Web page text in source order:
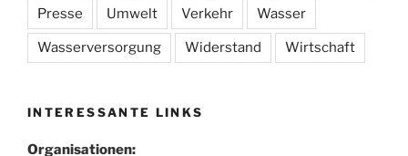
Presse Umwelt Verkehr Wasser
Wasserversorgung Widerstand Wirtschaft
INTERESSANTE LINKS
Organisationen: